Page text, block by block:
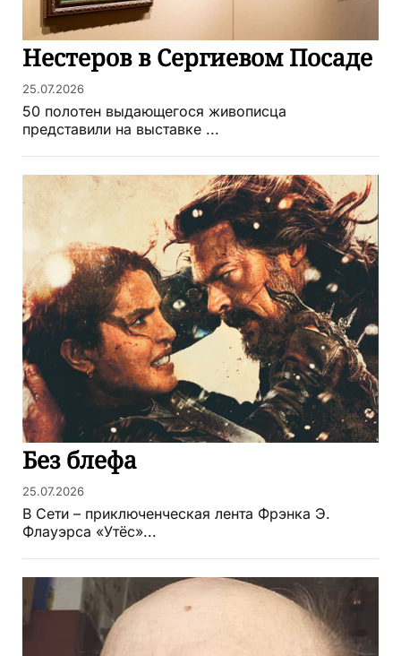
Нестеров в Сергиевом Посаде
25.07.2026
50 полотен выдающегося живописца
представили на выставке ...
Без блефа
25.07.2026
В Сети – приключенческая лента Фрэнка Э.
Флауэрса «Утёс»...